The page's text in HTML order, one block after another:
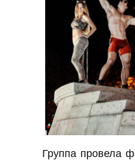
Группа провела